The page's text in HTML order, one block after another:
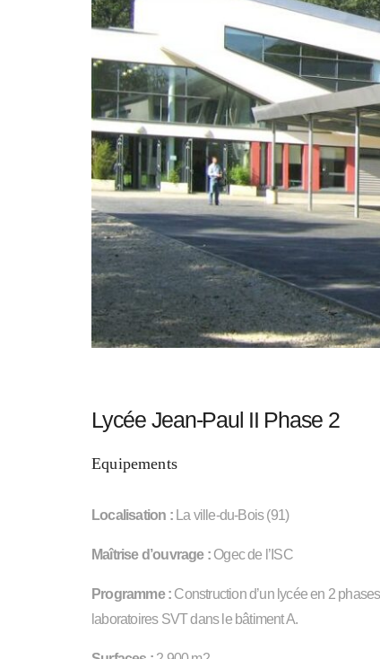
Lycée Jean-Paul II Phase 2
Equipements
Localisation :La ville-du-Bois (91)
Maîtrise d’ouvrage : Ogec de l’ISC
Programme : Construction d’un lycée en 2
laboratoires SVT dans le bâtiment A.